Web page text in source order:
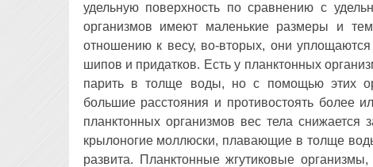
удельную поверхность по сравнению с
организмов имеют маленькие размеры и
отношению к весу, во-вторых, они
шипов и придатков. Есть у планктонных
парить в толще воды, но с помощью этих
большие расстояния и противостоять более
планктонных организмов вес тела
крылоногие моллюски, плавающие в толще
развита. Планктонные жгутиковые